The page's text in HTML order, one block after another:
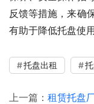
反馈等措施，来确
有助于降低托盘使
托盘出租
上一篇： 租赁托盘